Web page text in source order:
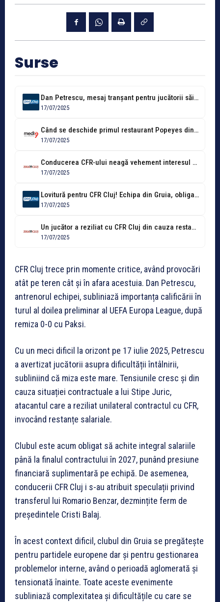
Surse
Dan Petrescu, mesaj tranșant pentru jucătorii săi! „Bursucul” nu a stat mult...
17/07/2025
Când se deschide primul restaurant Popeyes din Cluj-Napoca. Primii 100 de clienți...
17/07/2025
Conducerea CFR-ului neagă vehement interesul pentru Benzar: "Niciodată nu s-a discutat"
17/07/2025
Lovitură pentru CFR Cluj! Echipa din Gruia, obligată să plătească bani frumoși...
17/07/2025
Un jucător a reziliat cu CFR Cluj din cauza restanțelor financiare. Fotbalistul...
17/07/2025
CFR Cluj trece prin momente critice, având provocări
atât pe teren cât și în afara acestuia. Dan Petrescu,
antrenorul echipei, subliniază importanța calificării în
turul al doilea preliminar al UEFA Europa League, după
remiza 0-0 cu Paksi.
Cu un meci dificil la orizont pe 17 iulie 2025, Petrescu
a avertizat jucătorii asupra dificultății întâlnirii,
subliniind că miza este mare. Tensiunile cresc și din
cauza situației contractuale a lui Stipe Juric,
atacantul care a reziliat unilateral contractul cu CFR,
invocând restanțe salariale.
Clubul este acum obligat să achite integral salariile
până la finalul contractului în 2027, punând presiune
financiară suplimentară pe echipă. De asemenea,
conducerii CFR Cluj i s-au atribuit speculații privind
transferul lui Romario Benzar, dezmințite ferm de
președintele Cristi Balaj.
În acest context dificil, clubul din Gruia se pregătește
pentru partidele europene dar și pentru gestionarea
problemelor interne, având o perioadă aglomerată și
tensionată înainte. Toate aceste evenimente
subliniază complexitatea și dificultățile cu care se